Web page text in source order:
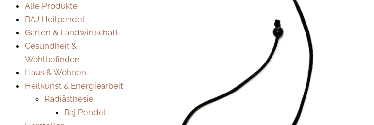
Alle Produkte
BAJ Heilpendel
Garten & Landwirtschaft
Gesundheit &
Wohlbefinden
Haus & Wohnen
Heilkunst & Energiearbeit
Radiästhesie
Baj Pendel